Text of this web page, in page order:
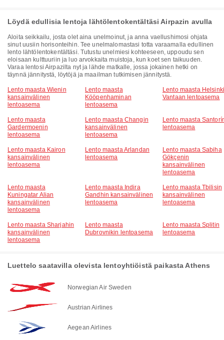
Löydä edullisia lentoja lähtölentokentältäsi Airpazin avulla
Aloita seikkailu, josta olet aina unelmoinut, ja anna vaellushimosi ohjata
sinut uusiin horisonteihin. Tee unelmalomastasi totta varaamalla edullinen
lento lähtölentokentältäsi. Tutustu unelmiesi kohteeseen, uppoudu sen
eloisaan kulttuuriin ja luo arvokkaita muistoja, kun koet sen taikuuden.
Varaa lentosi Airpazilta nyt ja lähde matkalle, jossa jokainen hetki on
täynnä jännitystä, löytöjä ja maailman tutkimisen jännitystä.
Lento maasta Wienin
kansainvälinen
lentoasema
Lento maasta
Kööpenhaminan
lentoasema
Lento maasta
Vantaan lentoasema
Lento maasta
Gardermoenin
lentoasema
Lento maasta Changin
kansainvälinen
lentoasema
Lento maasta
lentoasema
Lento maasta Kairon
kansainvälinen
lentoasema
Lento maasta Arlandan
lentoasema
Lento maasta Sabiha
Gökçenin
kansainvälinen
lentoasema
Lento maasta
Kuningatar Alian
kansainvälinen
lentoasema
Lento maasta Indira
Gandhin kansainvälinen
lentoasema
Lento maasta Tbilisin
kansainvälinen
lentoasema
Lento maasta Sharjahin
kansainvälinen
lentoasema
Lento maasta
Dubrovnikin lentoasema
Lento maasta Splitin
lentoasema
Luettelo saatavilla olevista lentoyhtiöistä paikasta Athens
Norwegian Air Sweden
Austrian Airlines
Aegean Airlines